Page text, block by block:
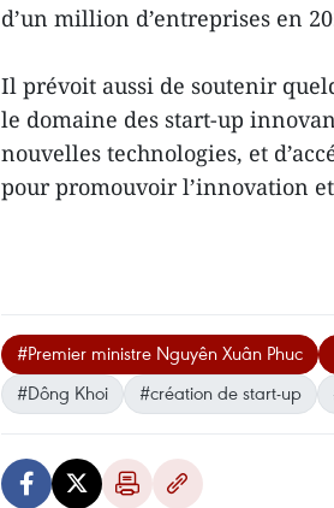
d’un million d’entreprises en
Il prévoit aussi de soutenir
le domaine des start-up
nouvelles technologies, et
pour promouvoir l’innovation
#Premier ministre Nguyên Xuân Phuc
#Dông Khoi
#création de start-up